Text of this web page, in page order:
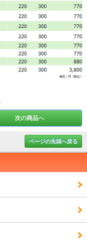
次の商品へ
ページの先頭へ戻る